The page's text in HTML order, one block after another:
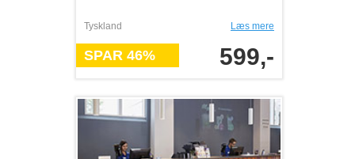
Tyskland Læs mere
SPAR 46% 599,-